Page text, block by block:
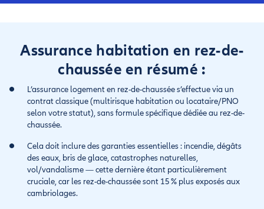
Assurance habitation en rez-de-
chaussée en résumé :
L’assurance logement en rez-de-chaussée s’effectue via un
contrat classique (multirisque habitation ou locataire/PNO
selon votre statut), sans formule spécifique dédiée au rez-de-
chaussée.
Cela doit inclure des garanties essentielles : incendie, dégâts
des eaux, bris de glace, catastrophes naturelles,
vol/vandalisme — cette dernière étant particulièrement
cruciale, car les rez-de-chaussée sont 15 % plus exposés aux
cambriolages.